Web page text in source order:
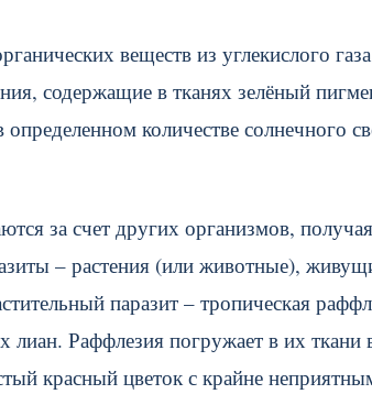
веществ из углекислого
содержащие в тканях зелёный
количестве солнечного
за счет других организмов,
– растения (или животные),
паразит – тропическая
лиан. Раффлезия погружает в их ткани
красный цветок с крайне